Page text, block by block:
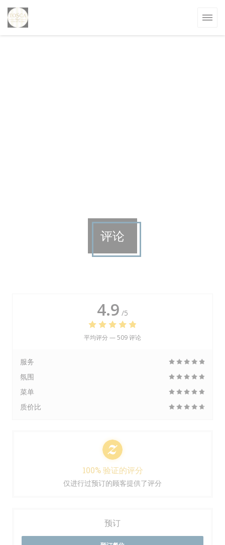
评论
4.9 /5
平均评分 —509 评论
服务
氛围
菜单
质价比
100% 验证的评分
仅进行过预订的顾客提供了评分
预订